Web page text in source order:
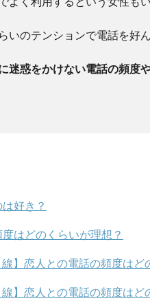
いのテンションで電話を好
迷惑をかけない電話の頻度
好き？
はどのくらいが理想？
線】恋人との電話の頻度はど
線】恋人との電話の頻度はど